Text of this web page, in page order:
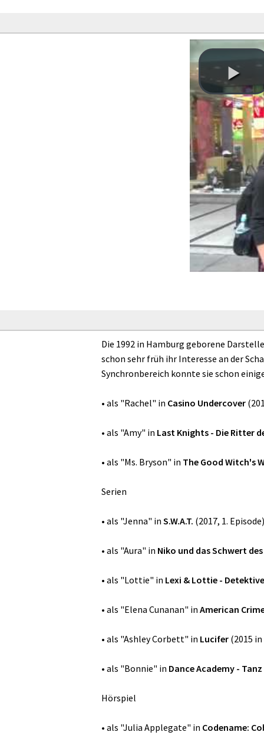
Die 1992 in Hamburg geborene
schon sehr früh ihr Interesse an der
Synchronbereich konnte sie schon
• als "Rachel" in Casino Undercover
• als "Amy" in Last Knights - Die Ritter
• als "Ms. Bryson" in The Good Witch's
Serien
• als "Jenna" in S.W.A.T. (2017, 1. Episode)
• als "Aura" in Niko und das Schwert
• als "Lottie" in Lexi & Lottie -
• als "Elena Cunanan" in American
• als "Ashley Corbett" in Lucifer (2015
• als "Bonnie" in Dance Academy -
Hörspiel
• als "Julia Applegate" in Codename: